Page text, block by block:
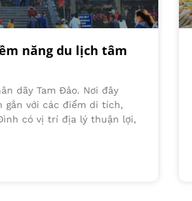
năng du lịch tâm
dãy Tam Đảo. Nơi đây
với các điểm di tích,
có vị trí địa lý thuận lợi,